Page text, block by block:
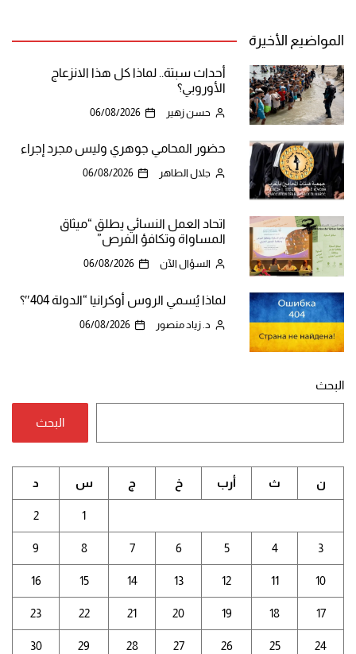
المواضيع الأخيرة
أحداث سبتة.. لماذا كل هذا الانزعاج
الأوروبي؟
حسن زهير 06/08/2026
حضور المحامي جوهري وليس مجرد إجراء
جلال الطاهر 06/08/2026
اتحاد العمل النسائي يطلق “ميثاق
المساواة وتكافؤ الفرص”
السؤال الآن 06/08/2026
لماذا يُسمي الروس أوكرانيا “الدولة 404″؟
د. زياد منصور 06/08/2026
البحث
البحث
ن ث أرب خ ج س د
1
2
3
4
5
6
7
8
9
10
11
12
13
14
15
16
17
18
19
20
21
22
23
24
25
26
27
28
29
30